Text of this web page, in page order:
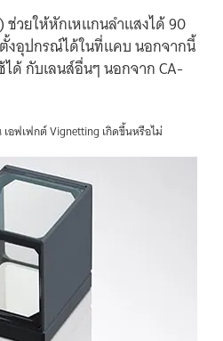
ช่วยให้หักเหแกนลำแสงได้90
งอุปกรณ์ได้ในที่แคบนอกจากนี้
ได้กับเลนส์อื่นๆนอกจากCA-
เอฟเฟกต์Vignetting เกิดขึ้นหรือไม่